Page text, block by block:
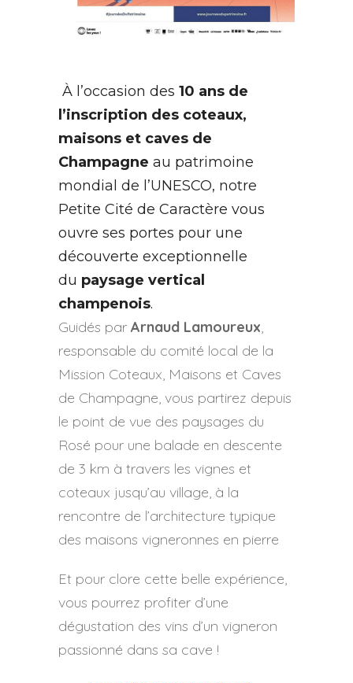
À l’occasion des 10 ans de
l’inscription des coteaux,
maisons et caves de
Champagne au patrimoine
mondial de l’UNESCO, notre
Petite Cité de Caractère vous
ouvre ses portes pour une
découverte exceptionnelle
du paysage vertical
champenois.
Guidés par Arnaud Lamoureux,
responsable du comité local de la
Mission Coteaux, Maisons et Caves
de Champagne, vous partirez depuis
le point de vue des paysages du
Rosé pour une balade en descente
de 3 km à travers les vignes et
coteaux jusqu’au village, à la
rencontre de l’architecture typique
des maisons vigneronnes en pierre
Et pour clore cette belle expérience,
vous pourrez profiter d’une
dégustation des vins d’un vigneron
passionné dans sa cave !